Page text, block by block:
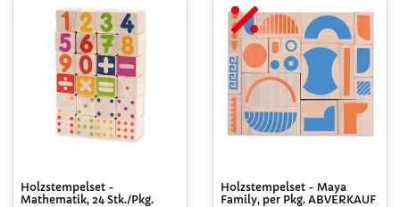
Holzstempelset -
Mathematik, 24 Stk./Pkg.
Holzstempelset - Maya
Family, per Pkg. ABVERKAUF